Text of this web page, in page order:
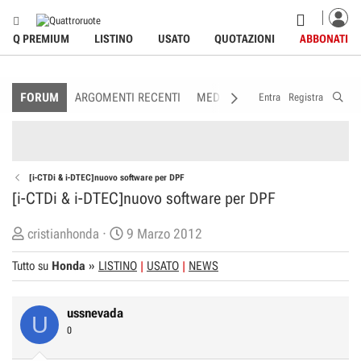
Q PREMIUM LISTINO USATO QUOTAZIONI ABBONATI
FORUM ARGOMENTI RECENTI MEDIA MEMBRI
Entra Registra
[i-CTDi & i-DTEC]nuovo software per DPF
[i-CTDi & i-DTEC]nuovo software per DPF
C
r
e
t
cristianhonda
D
a
t
9 Marzo 2012
Tutto su Honda » LISTINO USATO NEWS
U ussnevada
0